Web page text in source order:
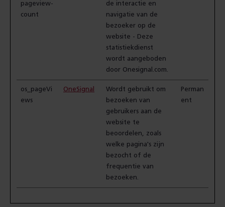
pageview-
count
de interactie en
navigatie van de
bezoeker op de
website - Deze
statistiekdienst
wordt aangeboden
door Onesignal.com.
os_pageVi
ews
OneSignal
Wordt gebruikt om
bezoeken van
gebruikers aan de
website te
beoordelen, zoals
welke pagina's zijn
bezocht of de
frequentie van
bezoeken.
Perman
ent